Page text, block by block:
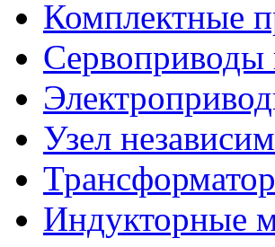
Комплектные
Сервоприводы
Узел
Индукторные